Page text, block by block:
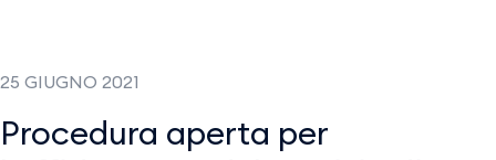
25 GIUGNO 2021
Procedura aperta per